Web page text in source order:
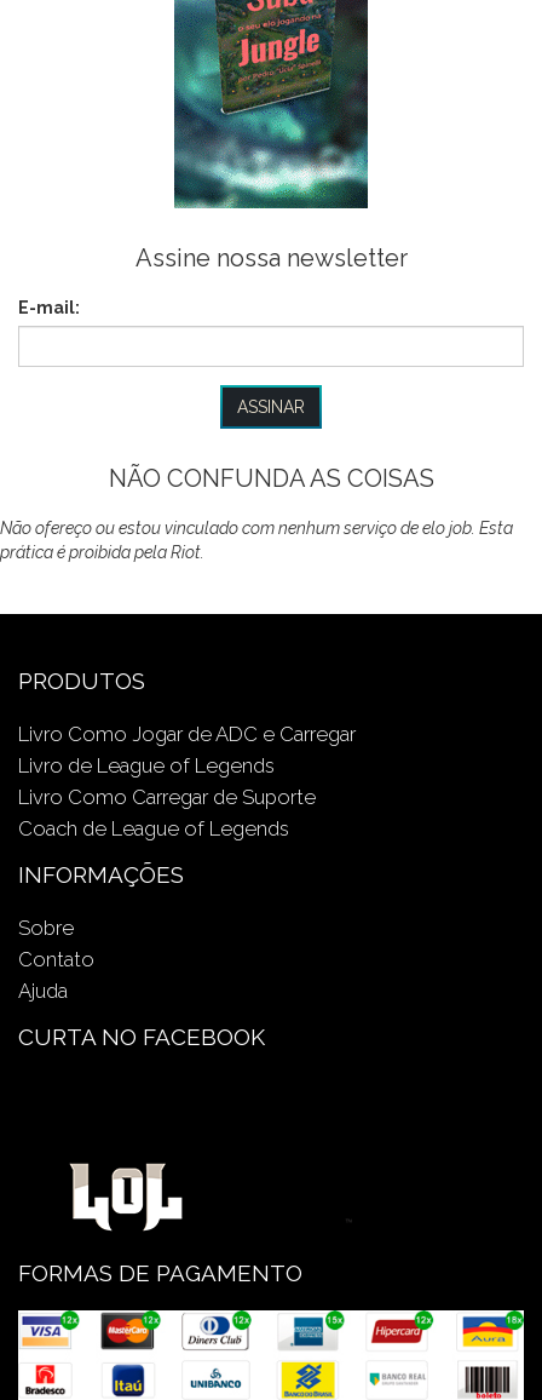
Assine nossa newsletter
E-mail:
NÃO CONFUNDA AS COISAS
Não ofereço ou estou vinculado com nenhum serviço de elo job. Esta
prática é proibida pela Riot.
PRODUTOS
Livro Como Jogar de ADC e Carregar
Livro de League of Legends
Livro Como Carregar de Suporte
Coach de League of Legends
INFORMAÇÕES
Sobre
Contato
Ajuda
CURTA NO FACEBOOK
FORMAS DE PAGAMENTO